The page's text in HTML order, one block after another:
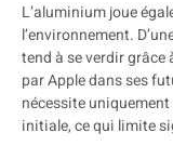
L’aluminium joue
l’environnement.
tend à se verdir
par Apple dans ses
nécessite uniquement
initiale, ce qui limite